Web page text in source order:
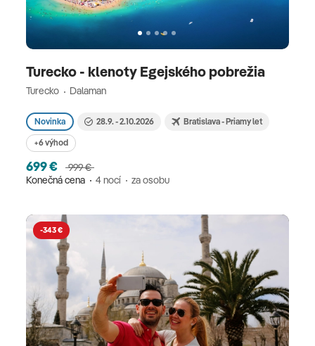
Turecko - klenoty Egejského pobrežia
Turecko Dalaman
Novinka 28.9. - 2.10.2026 Bratislava - Priamy let
+6 výhod
699 €
999 €
Konečná cena
4 nocí za osobu
-343 €